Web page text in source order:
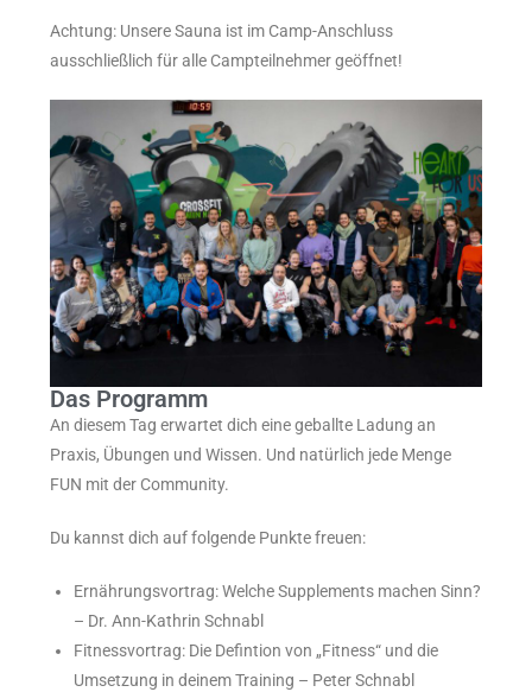
Achtung: Unsere Sauna ist im Camp-Anschluss
ausschließlich für alle Campteilnehmer geöffnet!
Das Programm
An diesem Tag erwartet dich eine geballte Ladung an
Praxis, Übungen und Wissen. Und natürlich jede Menge
FUN mit der Community.
Du kannst dich auf folgende Punkte freuen:
Ernährungsvortrag: Welche Supplements machen Sinn?
– Dr. Ann-Kathrin Schnabl
Fitnessvortrag: Die Defintion von „Fitness“ und die
Umsetzung in deinem Training – Peter Schnabl